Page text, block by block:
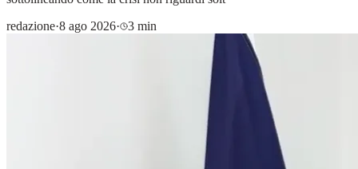
redazione·8 ago 2026· 3 min